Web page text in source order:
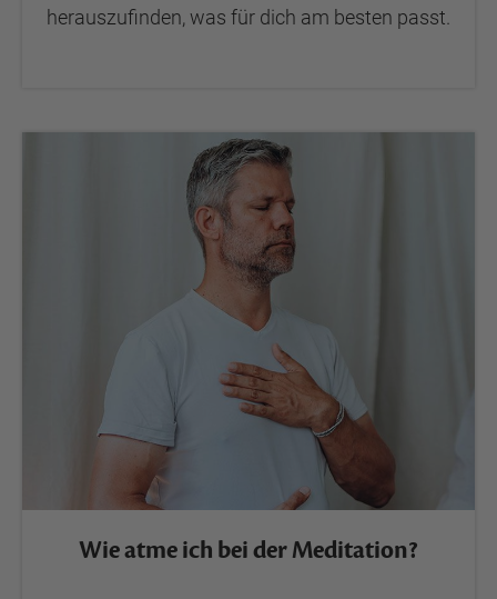
herauszufinden, was für dich am besten passt.
Wie atme ich bei der Meditation?